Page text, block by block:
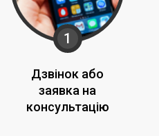
1
Дзвінок або
заявка на
консультацію